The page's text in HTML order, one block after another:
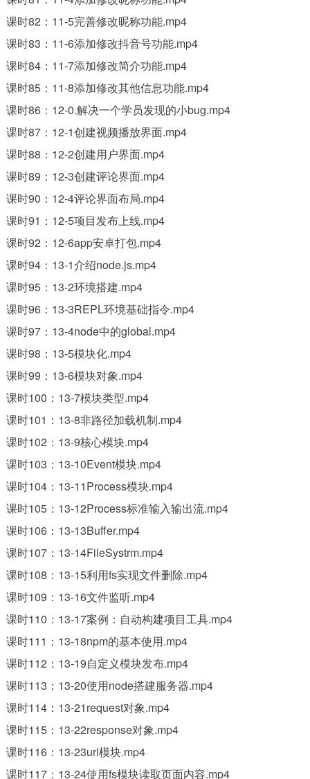
课时82：11-5完善修改昵称功能.mp4
课时83：11-6添加修改抖音号功能.mp4
课时84：11-7添加修改简介功能.mp4
课时85：11-8添加修改其他信息功能.mp4
课时86：12-0.解决一个学员发现的小bug.mp4
课时87：12-1创建视频播放界面.mp4
课时88：12-2创建用户界面.mp4
课时89：12-3创建评论界面.mp4
课时90：12-4评论界面布局.mp4
课时91：12-5项目发布上线.mp4
课时92：12-6app安卓打包.mp4
课时94：13-1介绍node.js.mp4
课时95：13-2环境搭建.mp4
课时96：13-3REPL环境基础指令.mp4
课时97：13-4node中的global.mp4
课时98：13-5模块化.mp4
课时99：13-6模块对象.mp4
课时100：13-7模块类型.mp4
课时101：13-8非路径加载机制.mp4
课时102：13-9核心模块.mp4
课时103：13-10Event模块.mp4
课时104：13-11Process模块.mp4
课时105：13-12Process标准输入输出流.mp4
课时106：13-13Buffer.mp4
课时107：13-14FileSystrm.mp4
课时108：13-15利用fs实现文件删除.mp4
课时109：13-16文件监听.mp4
课时110：13-17案例：自动构建项目工具.mp4
课时111：13-18npm的基本使用.mp4
课时112：13-19自定义模块发布.mp4
课时113：13-20使用node搭建服务器.mp4
课时114：13-21request对象.mp4
课时115：13-22response对象.mp4
课时116：13-23url模块.mp4
课时117：13-24使用fs模块读取页面内容.mp4